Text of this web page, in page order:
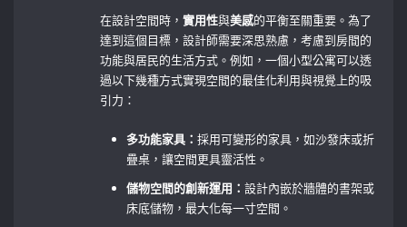
在設計空間時，實用性與美感的平衡至關重要。為了
達到這個目標，設計師需要深思熟慮，考慮到房間的
功能與居民的生活方式。例如，一個小型公寓可以透
過以下幾種方式實現空間的最佳化利用與視覺上的吸
引力：
多功能家具：採用可變形的家具，如沙發床或折
疊桌，讓空間更具靈活性。
儲物空間的創新運用：設計內嵌於牆體的書架或
床底儲物，最大化每一寸空間。